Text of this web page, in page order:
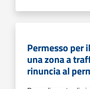
Permesso per
una zona a
rinuncia al